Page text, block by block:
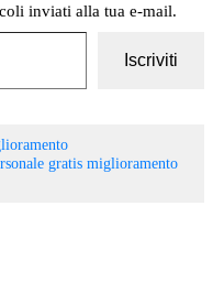
inviati alla tua e-mail.
Iscriviti
gratis miglioramento